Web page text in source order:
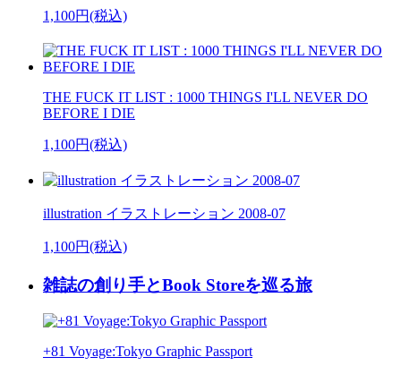
1,100円(税込)
THE FUCK IT LIST : 1000 THINGS I'LL NEVER DO
BEFORE I DIE
1,100円(税込)
illustration イラストレーション 2008-07
1,100円(税込)
雑誌の創り手とBook Storeを巡る旅
+81 Voyage:Tokyo Graphic Passport